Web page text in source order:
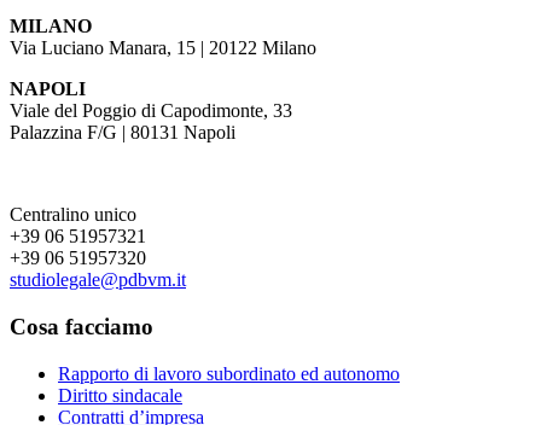
MILANO
Via Luciano Manara, 15 | 20122 Milano
NAPOLI
Viale del Poggio di Capodimonte, 33
Palazzina F/G | 80131 Napoli
Centralino unico
+39 06 51957321
+39 06 51957320
studiolegale@pdbvm.it
Cosa facciamo
Rapporto di lavoro subordinato ed autonomo
Diritto sindacale
Contratti d’impresa